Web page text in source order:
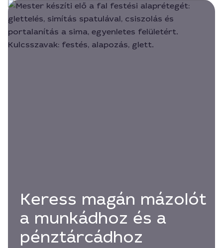
Keress magán mázolót
a munkádhoz és a
pénztárcádhoz